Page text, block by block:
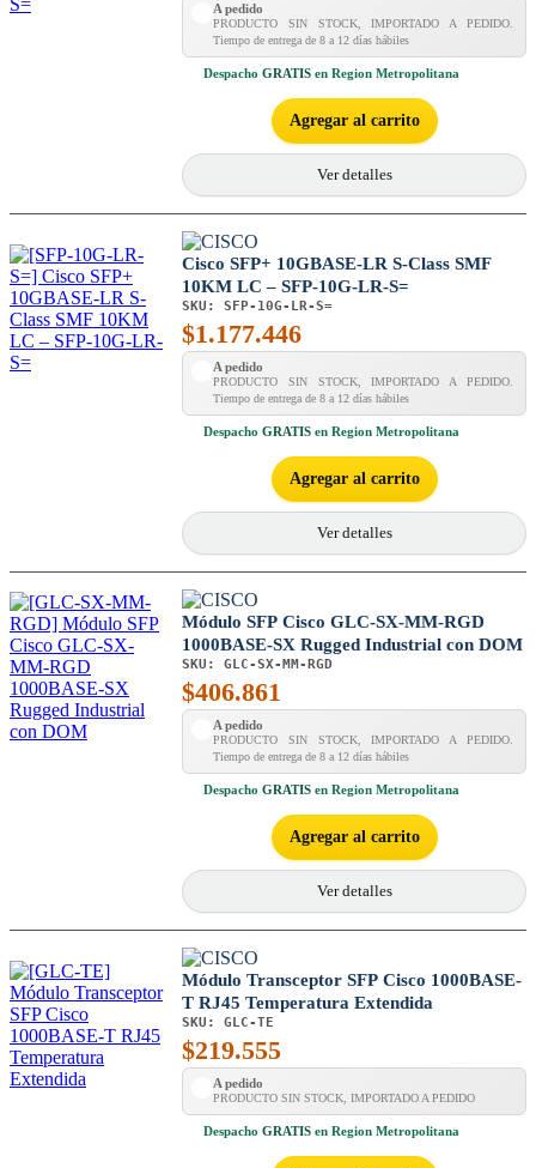
A pedido
PRODUCTO SIN STOCK, IMPORTADO A PEDIDO.
Tiempo de entrega de 8 a 12 días hábiles
Despacho GRATIS en Region Metropolitana
Agregar al carrito
Ver detalles
Cisco SFP+ 10GBASE-LR S-Class SMF
10KM LC – SFP-10G-LR-S=
SKU: SFP-10G-LR-S=
$1.177.446
A pedido
PRODUCTO SIN STOCK, IMPORTADO A PEDIDO.
Tiempo de entrega de 8 a 12 días hábiles
Despacho GRATIS en Region Metropolitana
Agregar al carrito
Ver detalles
Módulo SFP Cisco GLC-SX-MM-RGD
1000BASE-SX Rugged Industrial con DOM
SKU: GLC-SX-MM-RGD
$406.861
A pedido
PRODUCTO SIN STOCK, IMPORTADO A PEDIDO.
Tiempo de entrega de 8 a 12 días hábiles
Despacho GRATIS en Region Metropolitana
Agregar al carrito
Ver detalles
Módulo Transceptor SFP Cisco 1000BASE-
T RJ45 Temperatura Extendida
SKU: GLC-TE
$219.555
A pedido
PRODUCTO SIN STOCK, IMPORTADO A PEDIDO
Despacho GRATIS en Region Metropolitana